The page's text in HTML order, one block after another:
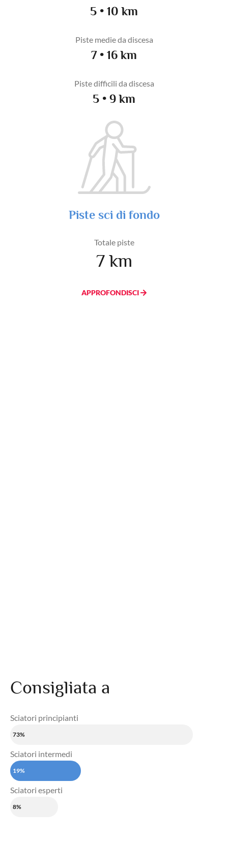
5 • 10 km
Piste medie da discesa
7 • 16 km
Piste difficili da discesa
5 • 9 km
Piste sci di fondo
Totale piste
7 km
APPROFONDISCI
Consigliata a
Sciatori principianti
73%
Sciatori intermedi
19%
Sciatori esperti
8%